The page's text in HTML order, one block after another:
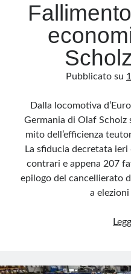
Pubblicato su
Dalla locomotiva
Germania di Olaf Scholz
mito dell’efficienza
La sfiducia decretata
contrari e appena 207
epilogo del cancellierato
a